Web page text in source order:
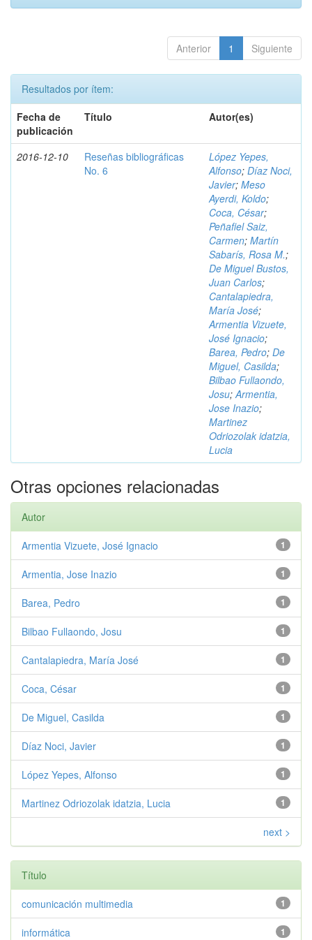
Anterior 1 Siguiente
Resultados por ítem:
Fecha de
publicación
Título Autor(es)
2016-12-10
Reseñas bibliográficas
No. 6
López Yepes,
Alfonso; Díaz Noci,
Javier; Meso
Ayerdi, Koldo;
Coca, César;
Peñafiel Saiz,
Carmen; Martín
Sabarís, Rosa M.;
De Miguel Bustos,
Juan Carlos;
Cantalapiedra,
María José;
Armentia Vizuete,
José Ignacio;
Barea, Pedro; De
Miguel, Casilda;
Bilbao Fullaondo,
Josu;Armentia,
Jose Inazio;
Martinez
Odriozolak idatzia,
Lucia
Otras opciones relacionadas
Autor
1
Armentia Vizuete, José Ignacio
1
Armentia, Jose Inazio
1
Barea, Pedro
1
Bilbao Fullaondo, Josu
1
Cantalapiedra, María José
1
Coca, César
1
De Miguel, Casilda
1
Díaz Noci, Javier
1
López Yepes, Alfonso
1
Martinez Odriozolak idatzia, Lucia
next >
Título
1
comunicación multimedia
1
informática